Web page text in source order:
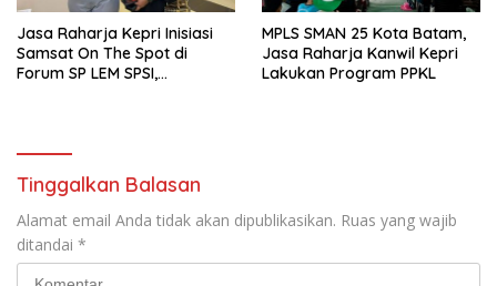
Jasa Raharja Kepri Inisiasi
Samsat On The Spot di
Forum SP LEM SPSI,
MPLS SMAN 25 Kota Batam,
Jasa Raharja Kanwil Kepri
Lakukan Program PPKL
Tinggalkan Balasan
Alamat email Anda tidak akan dipublikasikan. Ruas yang wajib
ditandai *